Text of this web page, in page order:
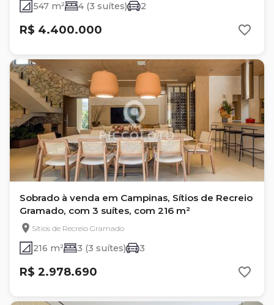
547 m² 4 (3 suítes) 2
R$ 4.400.000
Sobrado à venda em Campinas, Sítios de Recreio
Gramado, com 3 suítes, com 216 m²
Sítios de Recreio Gramado
216 m² 3 (3 suítes) 3
R$ 2.978.690